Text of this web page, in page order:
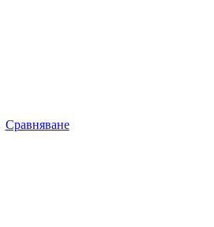
Сравняване